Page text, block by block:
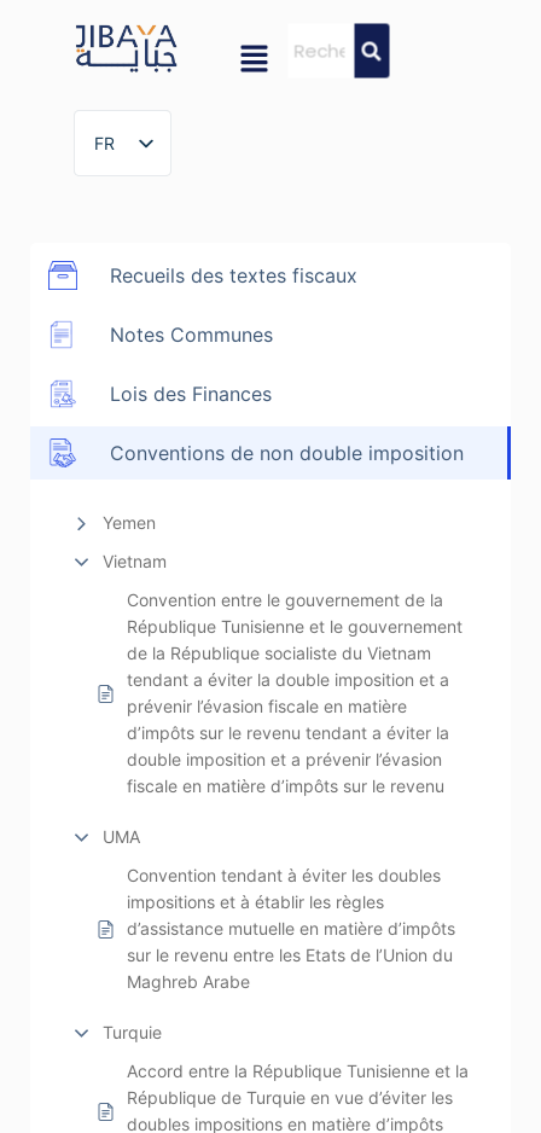
FR
FR
Recueils des textes fiscaux
Notes Communes
Lois des Finances
Conventions de non double imposition
Yemen
Vietnam
Convention entre le gouvernement de la
République Tunisienne et le gouvernement
de la République socialiste du Vietnam
tendant a éviter la double imposition et a
prévenir l’évasion fiscale en matière
d’impôts sur le revenu tendant a éviter la
double imposition et a prévenir l’évasion
fiscale en matière d’impôts sur le revenu
UMA
Convention tendant à éviter les doubles
impositions et à établir les règles
d’assistance mutuelle en matière d’impôts
sur le revenu entre les Etats de l’Union du
Maghreb Arabe
Turquie
Accord entre la République Tunisienne et la
République de Turquie en vue d’éviter les
doubles impositions en matière d’impôts